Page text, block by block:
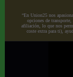
“En Union25 nos
opciones de
afiliación, lo que nos
coste extra para ti),